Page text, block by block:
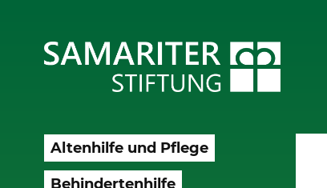
Altenhilfe und Pflege
Behindertenhilfe